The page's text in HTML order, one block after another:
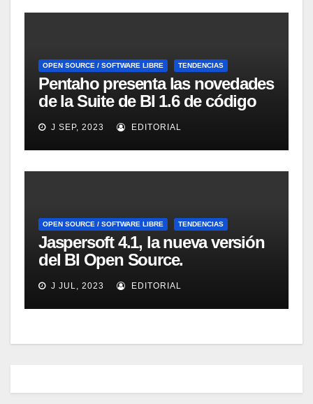
OPEN SOURCE / SOFTWARE LIBRE TENDENCIAS
Pentaho presenta las novedades
de la Suite de BI 1.6 de código
abierto
J SEP, 2023 EDITORIAL
OPEN SOURCE / SOFTWARE LIBRE TENDENCIAS
Jaspersoft 4.1, la nueva versión
del BI Open Source.
Introducción y demo. Webinar
de 1 hora.
J JUL, 2023 EDITORIAL